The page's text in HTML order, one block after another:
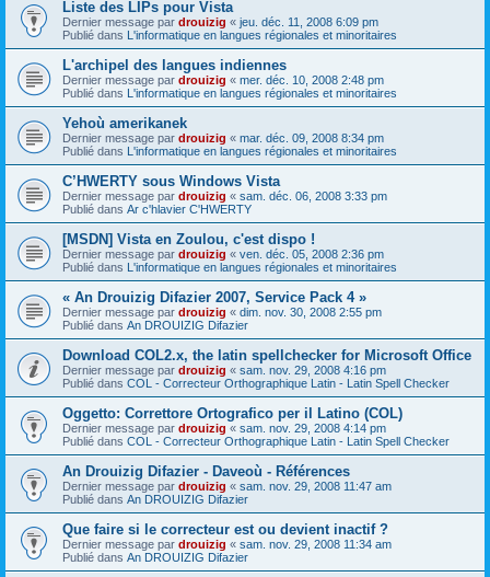
Liste des LIPs pour Vista
Dernier message par drouizig « jeu. déc. 11, 2008 6:09 pm
Publié dans L'informatique en langues régionales et minoritaires
L'archipel des langues indiennes
Dernier message par drouizig « mer. déc. 10, 2008 2:48 pm
Publié dans L'informatique en langues régionales et minoritaires
Yehoù amerikanek
Dernier message par drouizig « mar. déc. 09, 2008 8:34 pm
Publié dans L'informatique en langues régionales et minoritaires
C’HWERTY sous Windows Vista
Dernier message par drouizig « sam. déc. 06, 2008 3:33 pm
Publié dans Ar c'hlavier C'HWERTY
[MSDN] Vista en Zoulou, c'est dispo !
Dernier message par drouizig « ven. déc. 05, 2008 2:36 pm
Publié dans L'informatique en langues régionales et minoritaires
« An Drouizig Difazier 2007, Service Pack 4 »
Dernier message par drouizig « dim. nov. 30, 2008 2:55 pm
Publié dans An DROUIZIG Difazier
Download COL2.x, the latin spellchecker for Microsoft Office
Dernier message par drouizig « sam. nov. 29, 2008 4:16 pm
Publié dans COL - Correcteur Orthographique Latin - Latin Spell Checker
Oggetto: Correttore Ortografico per il Latino (COL)
Dernier message par drouizig « sam. nov. 29, 2008 4:14 pm
Publié dans COL - Correcteur Orthographique Latin - Latin Spell Checker
An Drouizig Difazier - Daveoù - Références
Dernier message par drouizig « sam. nov. 29, 2008 11:47 am
Publié dans An DROUIZIG Difazier
Que faire si le correcteur est ou devient inactif ?
Dernier message par drouizig « sam. nov. 29, 2008 11:34 am
Publié dans An DROUIZIG Difazier